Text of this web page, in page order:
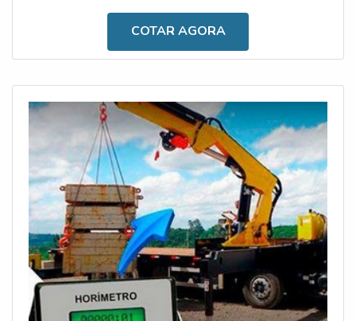
DIVERSAS MEDIÇÕESO dispositivo é um acessório
indispensável durante a rotina de trabalho,
COTAR AGORA